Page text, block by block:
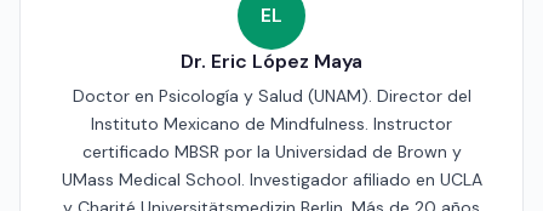
EL
Dr. Eric López Maya
Doctor en Psicología y Salud (UNAM). Director del
Instituto Mexicano de Mindfulness. Instructor
certificado MBSR por la Universidad de Brown y
UMass Medical School. Investigador afiliado en UCLA